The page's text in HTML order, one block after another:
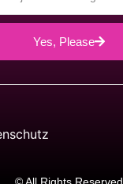
Yes, Please
© All Rights Reserved